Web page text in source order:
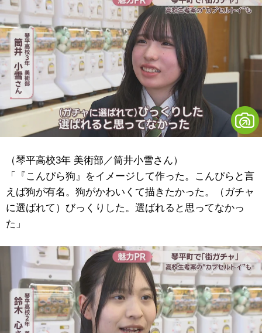
（琴平高校3年 美術部／筒井小雪さん）
「『こんぴら狗』をイメージして作った。こんぴらと言
えば狗が有名。狗がかわいくて描きたかった。（ガチャ
に選ばれて）びっくりした。選ばれると思ってなかっ
た」